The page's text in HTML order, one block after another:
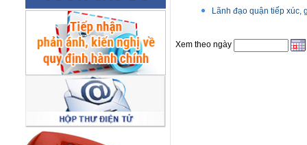
Lãnh đạo quận tiếp xúc,
Xem theo ngày